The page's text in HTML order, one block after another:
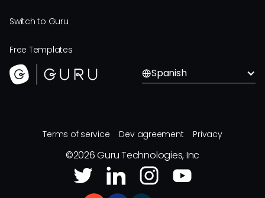
Switch to Guru
Free Templates
Spanish
Terms of service Dev agreement Privacy
©2026Guru Technologies, Inc